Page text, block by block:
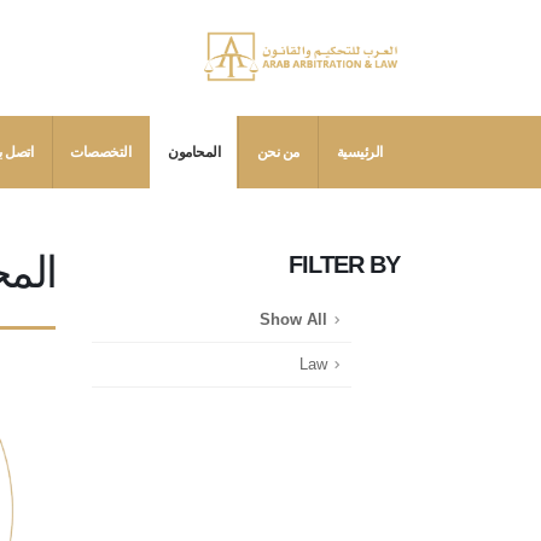
الرئيسية من نحن المحامون التخصصات اتصل
FILTERBY
Show All
Law